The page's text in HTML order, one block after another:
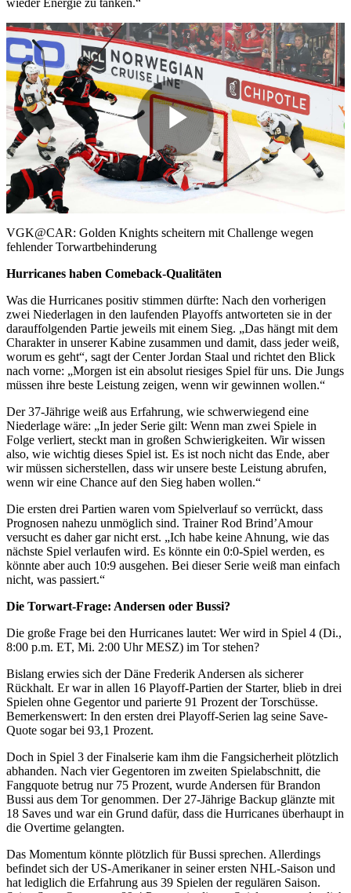
Play
Video
VGK@CAR: Golden Knights scheitern mit Challenge wegen
fehlender Torwartbehinderung
Hurricanes haben Comeback-Qualitäten
Was die Hurricanes positiv stimmen dürfte: Nach den vorherigen
zwei Niederlagen in den laufenden Playoffs antworteten sie in der
darauffolgenden Partie jeweils mit einem Sieg. „Das hängt mit dem
Charakter in unserer Kabine zusammen und damit, dass jeder weiß,
worum es geht“, sagt der Center Jordan Staal und richtet den Blick
nach vorne: „Morgen ist ein absolut riesiges Spiel für uns. Die Jungs
müssen ihre beste Leistung zeigen, wenn wir gewinnen wollen.“
Der 37-Jährige weiß aus Erfahrung, wie schwerwiegend eine
Niederlage wäre: „In jeder Serie gilt: Wenn man zwei Spiele in
Folge verliert, steckt man in großen Schwierigkeiten. Wir wissen
also, wie wichtig dieses Spiel ist. Es ist noch nicht das Ende, aber
wir müssen sicherstellen, dass wir unsere beste Leistung abrufen,
wenn wir eine Chance auf den Sieg haben wollen.“
Die ersten drei Partien waren vom Spielverlauf so verrückt, dass
Prognosen nahezu unmöglich sind. Trainer Rod Brind’Amour
versucht es daher gar nicht erst. „Ich habe keine Ahnung, wie das
nächste Spiel verlaufen wird. Es könnte ein 0:0-Spiel werden, es
könnte aber auch 10:9 ausgehen. Bei dieser Serie weiß man einfach
nicht, was passiert.“
Die Torwart-Frage: Andersen oder Bussi?
Die große Frage bei den Hurricanes lautet: Wer wird in Spiel 4 (Di.,
8:00 p.m. ET, Mi. 2:00 Uhr MESZ) im Tor stehen?
Bislang erwies sich der Däne Frederik Andersen als sicherer
Rückhalt. Er war in allen 16 Playoff-Partien der Starter, blieb in drei
Spielen ohne Gegentor und parierte 91 Prozent der Torschüsse.
Bemerkenswert: In den ersten drei Playoff-Serien lag seine Save-
Quote sogar bei 93,1 Prozent.
Doch in Spiel 3 der Finalserie kam ihm die Fangsicherheit plötzlich
abhanden. Nach vier Gegentoren im zweiten Spielabschnitt, die
Fangquote betrug nur 75 Prozent, wurde Andersen für Brandon
Bussi aus dem Tor genommen. Der 27-Jährige Backup glänzte mit
18 Saves und war ein Grund dafür, dass die Hurricanes überhaupt in
die Overtime gelangten.
Das Momentum könnte plötzlich für Bussi sprechen. Allerdings
befindet sich der US-Amerikaner in seiner ersten NHL-Saison und
hat lediglich die Erfahrung aus 39 Spielen der regulären Saison.